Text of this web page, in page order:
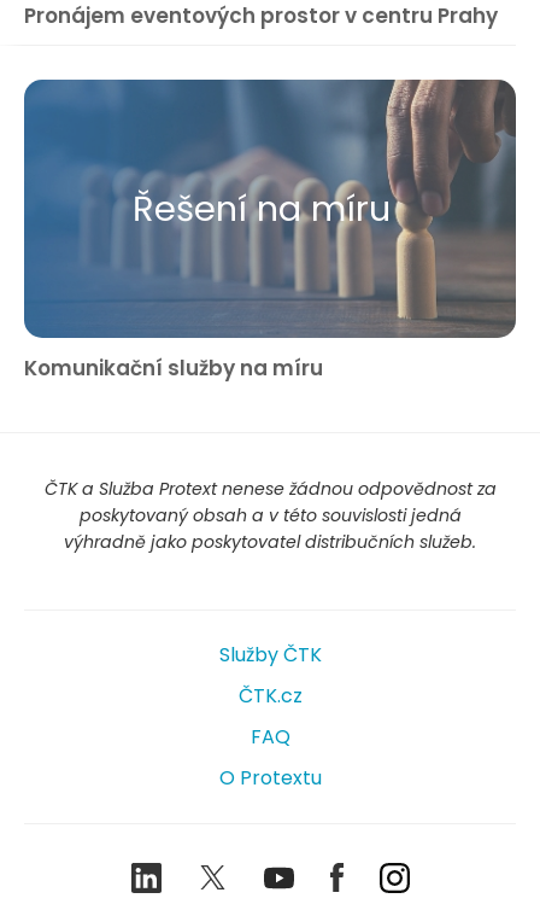
Pronájem eventových prostor v centru Prahy
Řešení na míru
Komunikační služby na míru
ČTK a Služba Protext nenese žádnou odpovědnost za
poskytovaný obsah a v této souvislosti jedná
výhradně jako poskytovatel distribučních služeb.
Služby ČTK
ČTK.cz
FAQ
O Protextu
LinkedIn TwitterYoutubeFacebookInstagram